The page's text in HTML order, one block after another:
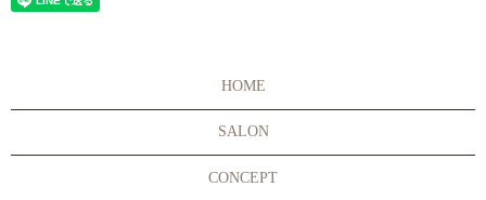
HOME
SALON
CONCEPT